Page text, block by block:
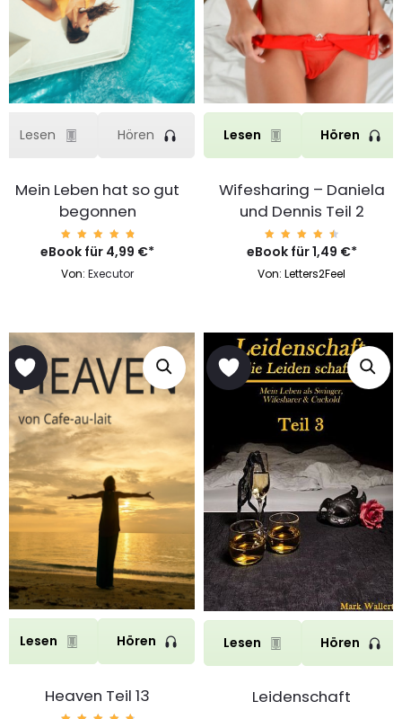
Lesen Hören
Mein Leben hat so gut
begonnen
Bewerte
t mit
von 5
eBook für 4,99 €*
Von:Executor
Lesen Hören
Wifesharing – Daniela
und Dennis Teil 2
Bewert
et mit
von 5
eBook für1,49 €*
Von: Letters2Feel
Lesen Hören
Heaven Teil 13
Lesen Hören
Leidenschaft